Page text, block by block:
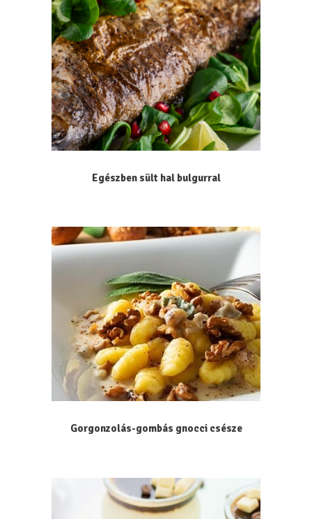
Egészben sült hal bulgurral
Gorgonzolás-gombás gnocci csésze